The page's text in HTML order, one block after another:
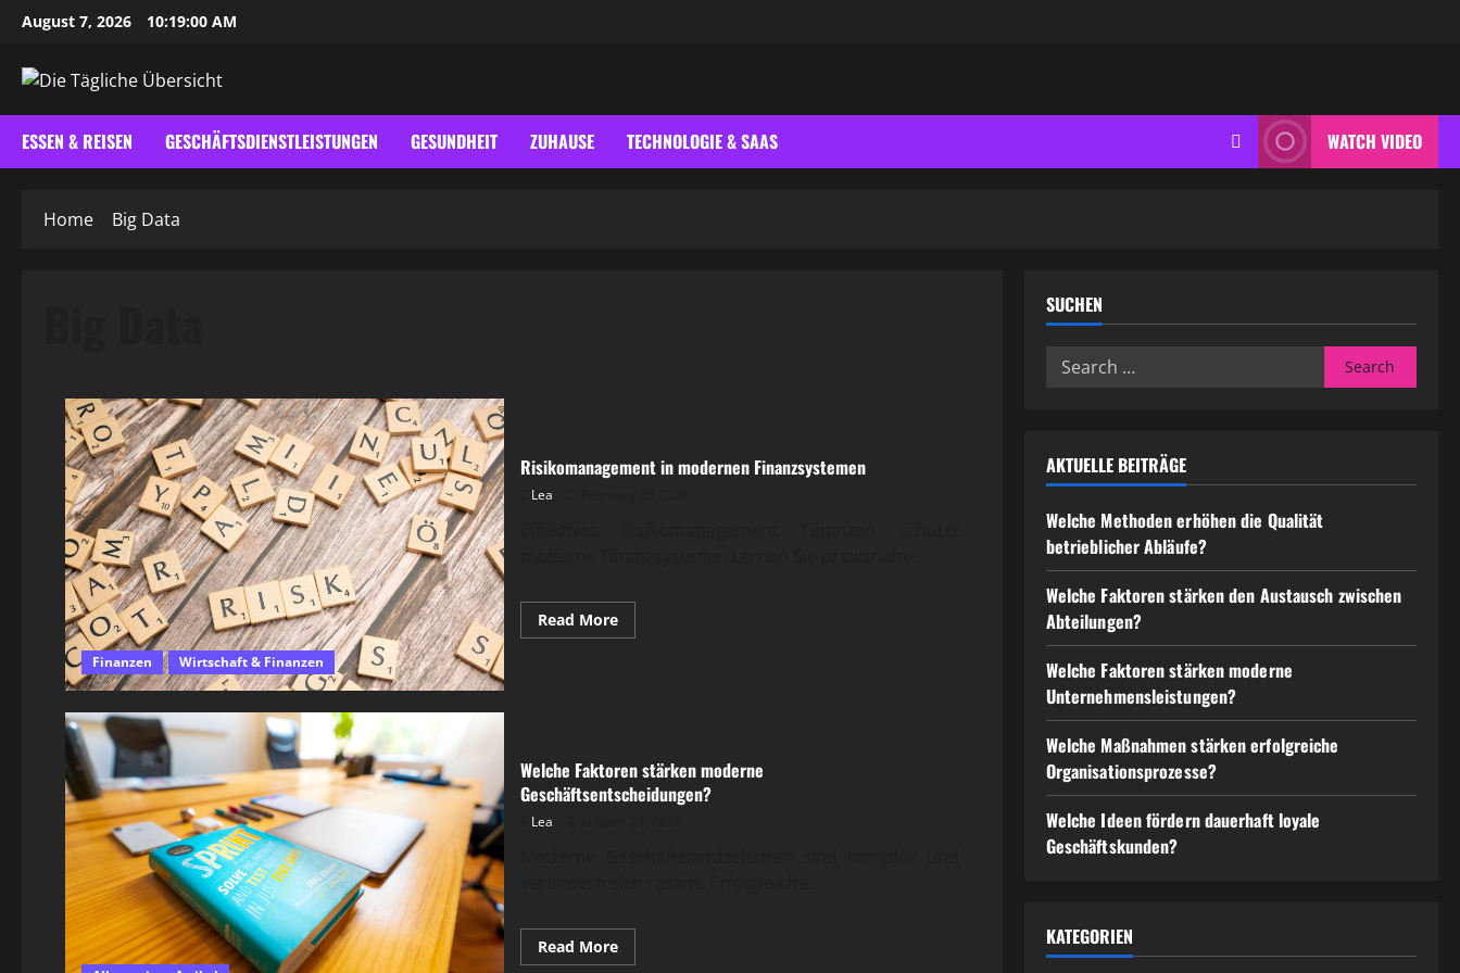
Skip
content
August 7, 2026 10:19:01 AM
ESSEN & REISEN GESCHÄFTSDIENSTLEISTUNGEN GESUNDHEIT ZUHAUSE TECHNOLOGIE & SAAS WATCH VIDEO
Home Big Data
Finanzen Wirtschaft & Finanzen
Risikomanagement in modernen Finanzsystemen
Lea
Read MoreRead
more
Welche Faktoren stärken moderne
Geschäftsentscheidungen?
Lea
Read MoreRead
more
SUCHEN
Search
AKTUELLE BEITRÄGE
Welche Methoden erhöhen die Qualität
betrieblicher Abläufe?
Welche Faktoren stärken den Austausch zwischen
Abteilungen?
Welche Faktoren stärken moderne
Unternehmensleistungen?
Welche Maßnahmen stärken erfolgreiche
Organisationsprozesse?
Welche Ideen fördern dauerhaft loyale
Geschäftskunden?
KATEGORIEN